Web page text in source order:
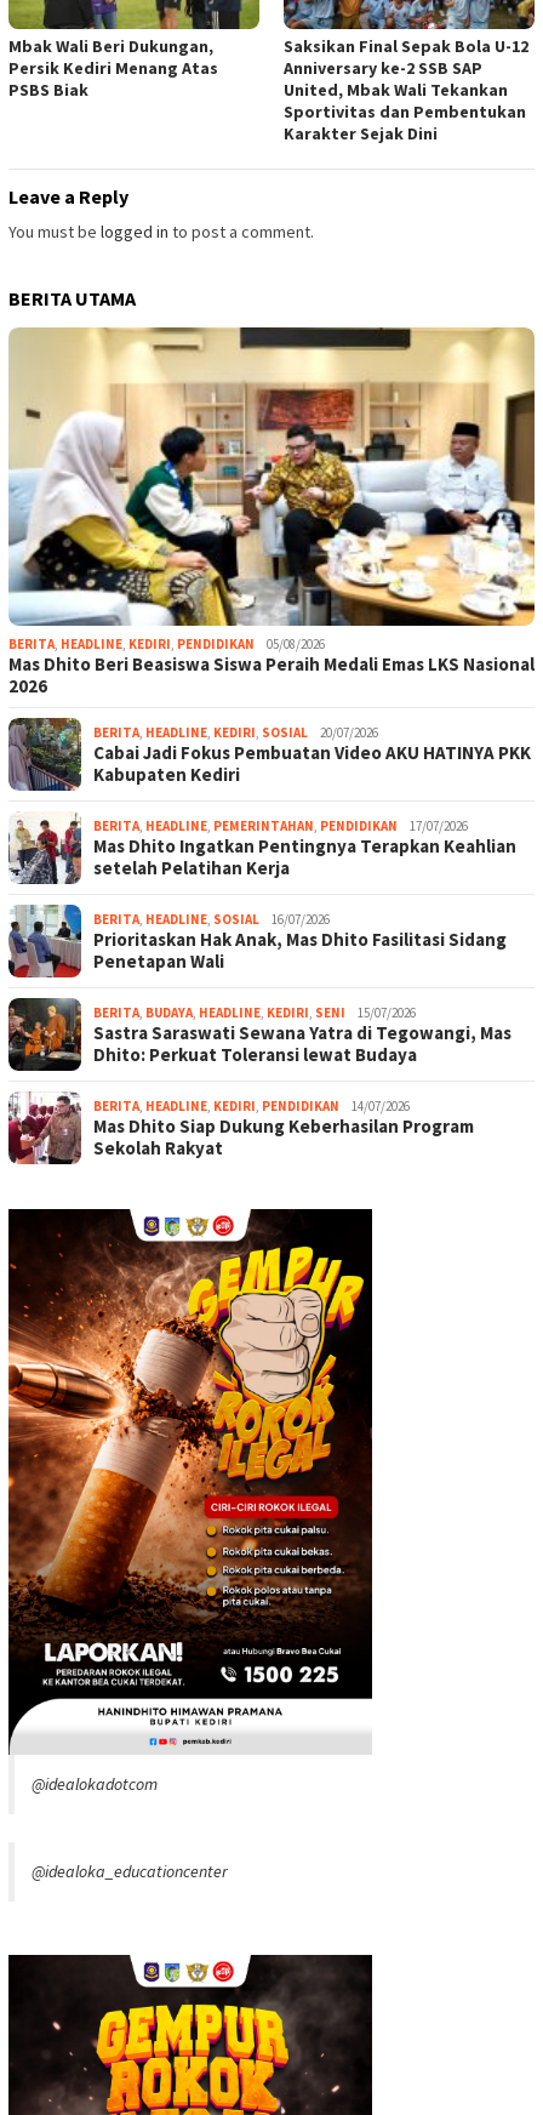
Mbak Wali Beri Dukungan,
Persik Kediri Menang Atas
PSBS Biak
Saksikan Final Sepak Bola U-12
Anniversary ke-2 SSB SAP
United, Mbak Wali Tekankan
Sportivitas dan Pembentukan
Karakter Sejak Dini
Leave a Reply
You must be logged in to post a comment.
BERITA UTAMA
BERITA, HEADLINE, KEDIRI, PENDIDIKAN 05/08/2026
Mas Dhito Beri Beasiswa Siswa Peraih Medali Emas LKS Nasional
2026
BERITA, HEADLINE, KEDIRI, SOSIAL 20/07/2026
Cabai Jadi Fokus Pembuatan Video AKU HATINYA PKK
Kabupaten Kediri
BERITA, HEADLINE, PEMERINTAHAN, PENDIDIKAN 17/07/2026
Mas Dhito Ingatkan Pentingnya Terapkan Keahlian
setelah Pelatihan Kerja
BERITA, HEADLINE, SOSIAL 16/07/2026
Prioritaskan Hak Anak, Mas Dhito Fasilitasi Sidang
Penetapan Wali
BERITA, BUDAYA, HEADLINE, KEDIRI, SENI 15/07/2026
Sastra Saraswati Sewana Yatra di Tegowangi, Mas
Dhito: Perkuat Toleransi lewat Budaya
BERITA, HEADLINE, KEDIRI, PENDIDIKAN 14/07/2026
Mas Dhito Siap Dukung Keberhasilan Program
Sekolah Rakyat
@idealokadotcom
@idealoka_educationcenter